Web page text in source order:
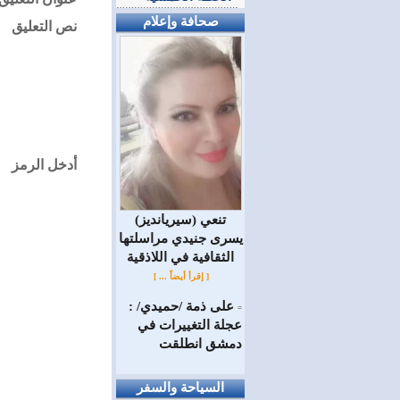
نص التعليق
أدخل الرمز
صحافة وإعلام
(سيريانديز) تنعي
يسرى جنيدي مراسلتها
الثقافية في اللاذقية
[ إقرأ أيضاً ... ]
= على ذمة /حميدي/ :
عجلة التغييرات في
دمشق انطلقت
السياحة والسفر